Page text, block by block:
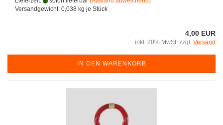
Versandgewicht: 0,038 kg je Stück
4,00 EUR
inkl. 20% MwSt. zzgl. Versand
IN DEN WARENKORB